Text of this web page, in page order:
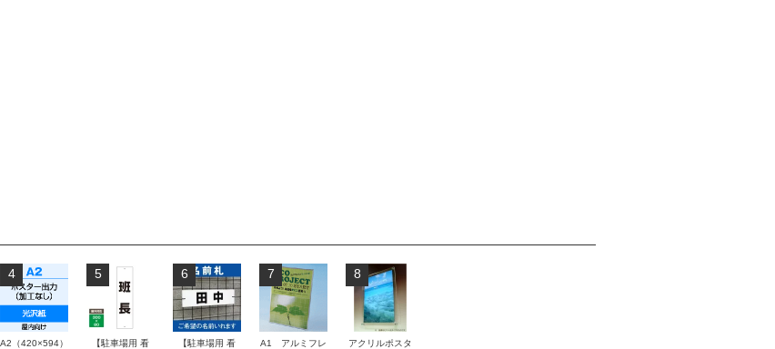
4
A2（420×594）
5
【駐車場用 看
6
【駐車場用 看
7
A1 アルミフレ
8
アクリルポスタ